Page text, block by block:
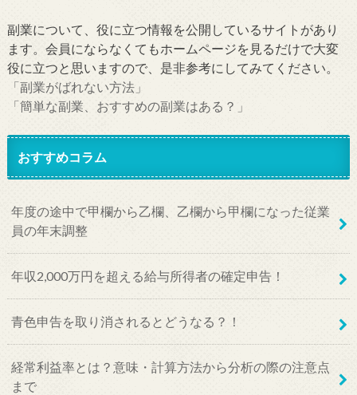
副業について、役に立つ情報を公開しているサイトがあり
ます。会員にならなくてもホームページを見るだけで大変
役に立つと思いますので、是非参考にしてみてください。
「副業がばれない方法」
「簡単な副業、おすすめの副業はある？」
おすすめコラム
年度の途中で甲欄から乙欄、乙欄から甲欄になった従業
員の年末調整
年収2,000万円を超える給与所得者の確定申告！
青色申告を取り消されるとどうなる？！
経常利益率とは？意味・計算方法から分析の際の注意点
まで